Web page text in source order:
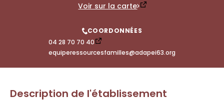
Voir sur la carte
COORDONNÉES
04 28 70 70 40
equiperessourcesfamilles@adapei63.org
Description de l'établissement